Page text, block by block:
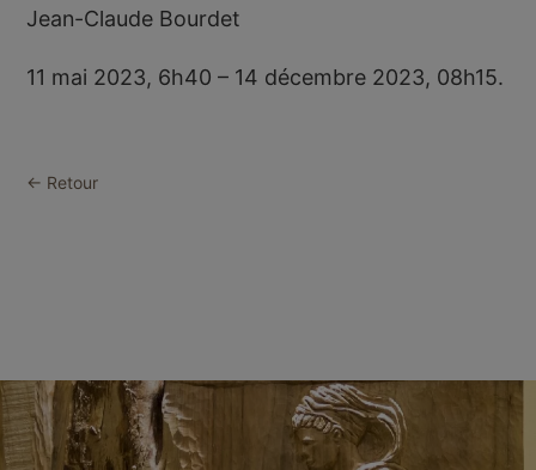
Jean-Claude Bourdet
11 mai 2023, 6h40 – 14 décembre 2023, 08h15.
← Retour